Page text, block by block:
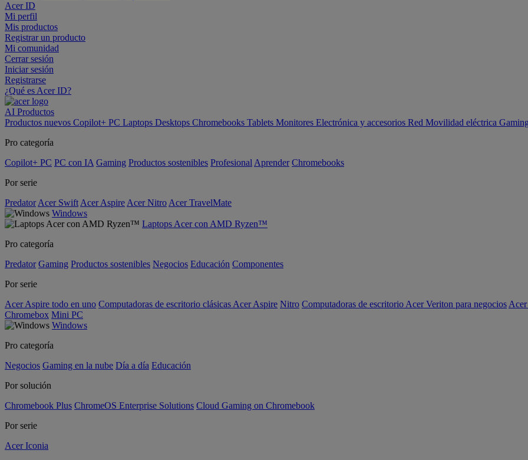
Acer ID
Mi perfil
Mis productos
Registrar un producto
Mi comunidad
Cerrar sesión
Iniciar sesión
Registrarse
¿Qué es Acer ID?
AI Productos
Productos nuevos Copilot+ PC Laptops Desktops Chromebooks Tablets Monitores Electrónica y accesorios Red Movilidad eléctrica
Pro categoría
Copilot+ PC PC con IA Gaming Productos sostenibles Profesional Aprender Chromebooks
Por serie
Predator Acer Swift Acer Aspire Acer Nitro Acer TravelMate
Windows
Laptops Acer con AMD Ryzen™
Pro categoría
Predator Gaming Productos sostenibles Negocios Educación Componentes
Por serie
Acer Aspire todo en uno Computadoras de escritorio clásicas Acer Aspire Nitro Computadoras de escritorio Acer Veriton para negocios
Chromebox Mini PC
Windows
Pro categoría
Negocios Gaming en la nube Día a día Educación
Por solución
Chromebook Plus ChromeOS Enterprise Solutions Cloud Gaming on Chromebook
Por serie
Acer Iconia